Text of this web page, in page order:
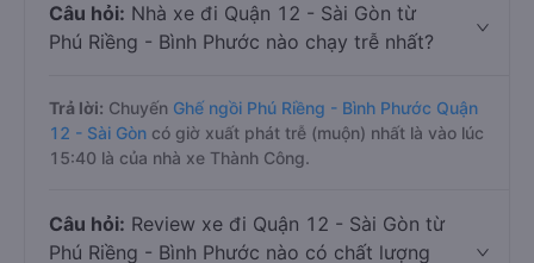
Câu hỏi: Nhà xe đi Quận 12 - Sài Gòn từ
Phú Riềng - Bình Phước nào chạy trễ nhất?
Trả lời: Chuyến Ghế ngồi Phú Riềng - Bình Phước Quận
12 - Sài Gòn có giờ xuất phát trễ (muộn) nhất là vào lúc
15:40 là của nhà xe Thành Công.
Câu hỏi: Review xe đi Quận 12 - Sài Gòn từ
Phú Riềng - Bình Phước nào có chất lượng